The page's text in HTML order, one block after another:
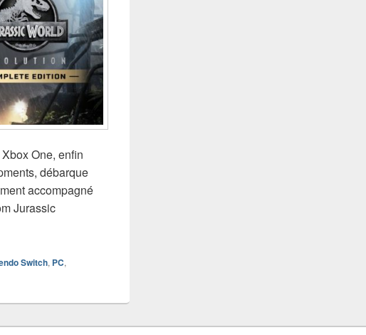
One, enfin
débarque
accompagné
Jurassic
Complète (Nintendo Switch)
Switch, PC,